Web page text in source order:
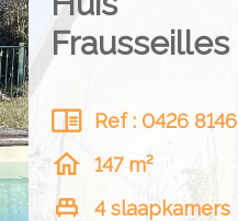
Frausseilles
Ref : 0426 8146
147 m²
4 slaapkamers